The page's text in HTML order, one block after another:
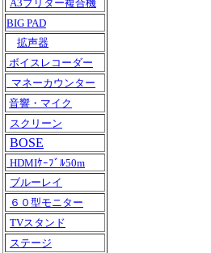
A3プリター複合機
BIG PAD
拡声器
ボイスレコーダー
マネーカウンター
音響・マイク
スクリーン
BOSE
HDMIｹｰﾌﾞﾙ50m
ブルーレイ
６０型モニター
TVスタンド
ステージ